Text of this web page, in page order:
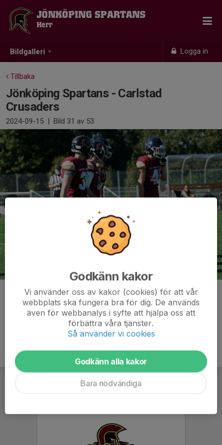
Bildgalleri Logga in
JÖNKÖPING SPARTANS
Herr
Tillbaka
Jönköping Spartans - Carlstad
Crusaders
2024-09-15 | Bild 31 av 53
Kommentarer
Godkänn kakor
Vi använder oss av kakor (cookies) för att vår
webbplats ska fungera bra för dig. De används
även för webbanalys i syfte att hjälpa oss att
förbättra våra tjänster.
Så använder vi cookies
Godkänn alla kakor
Bara nödvändiga